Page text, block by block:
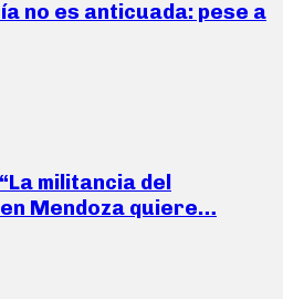
no es anticuada: pese a
militancia del
Mendoza quiere…